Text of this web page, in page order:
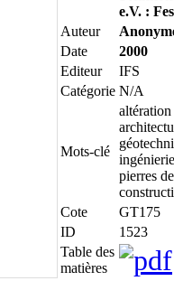
e.V. :
Auteur
Date
2000
Editeur
IFS
Catégorie N/A
Mots-clé
altération
pierres de
Cote
GT175
ID
1523
Table des
matières